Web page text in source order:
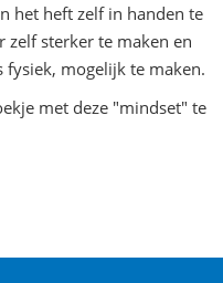
het heft zelf in handen te
zelf sterker te maken en
fysiek, mogelijk te maken.
met deze "mindset" te